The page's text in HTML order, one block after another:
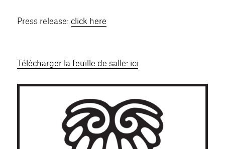
Press release:click here
Télécharger la feuille de salle: ici